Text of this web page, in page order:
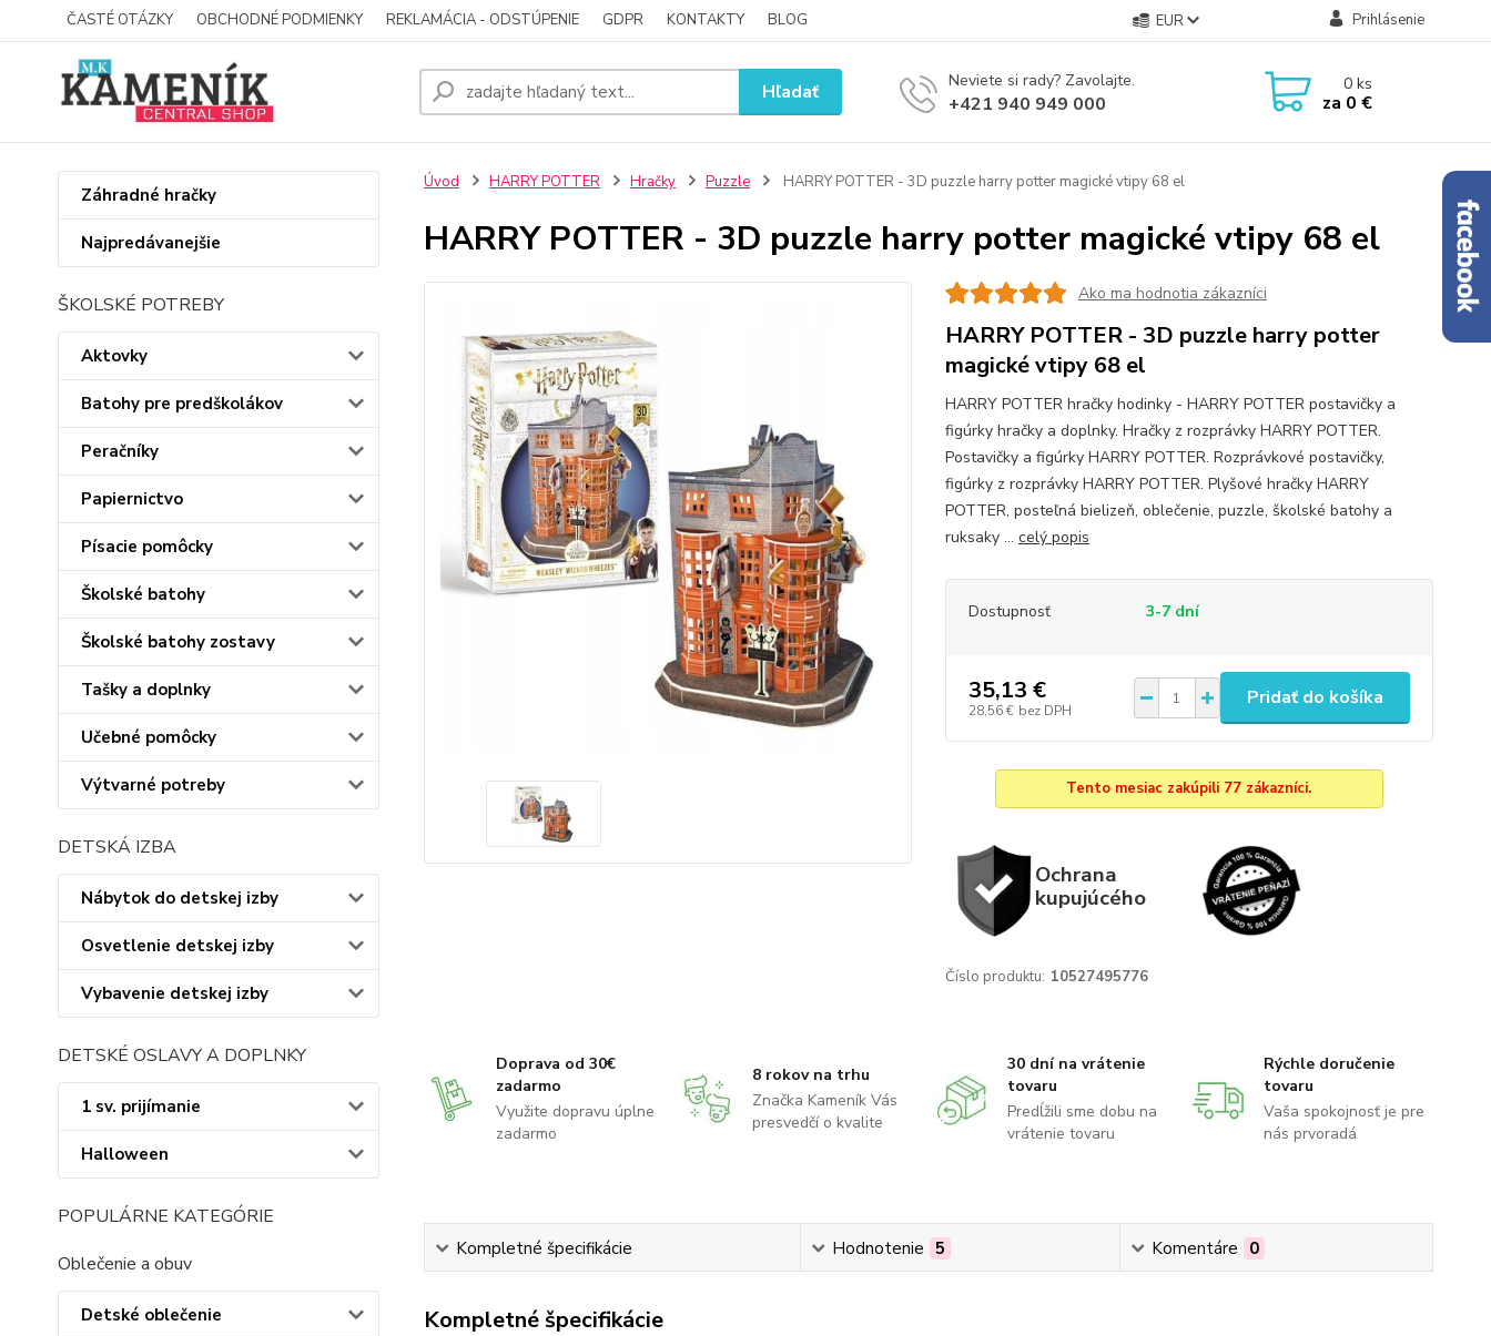
ČASTÉ OTÁZKY OBCHODNÉ PODMIENKY REKLAMÁCIA - ODSTÚPENIE GDPR KONTAKTY BLOG EUR Prihlásenie
Hľadať Neviete si rady? Zavolajte.
+421 940 949 000
0ks
za 0 €
Záhradné hračky
Najpredávanejšie
ŠKOLSKÉ POTREBY
Aktovky
Batohy pre predškolákov
Peračníky
Papiernictvo
Písacie pomôcky
Školské batohy
Školské batohy zostavy
Tašky a doplnky
Učebné pomôcky
Výtvarné potreby
DETSKÁ IZBA
Nábytok do detskej izby
Osvetlenie detskej izby
Vybavenie detskej izby
DETSKÉ OSLAVY A DOPLNKY
1 sv. prijímanie
Halloween
POPULÁRNE KATEGÓRIE
Oblečenie a obuv
Detské oblečenie
Úvod HARRY POTTER Hračky Puzzle HARRY POTTER - 3D puzzle harry potter magické vtipy 68 el
HARRY POTTER - 3D puzzle harry potter magické vtipy 68 el
Ako ma hodnotia zákazníci
HARRY POTTER - 3D puzzle harry potter
magické vtipy 68 el
HARRY POTTER hračky hodinky - HARRY POTTER postavičky a
figúrky hračky a doplnky. Hračky z rozprávky HARRY POTTER.
Postavičky a figúrky HARRY POTTER. Rozprávkové postavičky,
figúrky z rozprávky HARRY POTTER. Plyšové hračky HARRY
POTTER, posteľná bielizeň, oblečenie, puzzle, školské batohy a
ruksaky ... celý popis
Dostupnosť 3-7 dní
35,13 €
28,56 € bez DPH
Pridať do košíka
Tento mesiac zakúpili 77 zákazníci.
Ochrana
kupujúcého
Číslo produktu: 10527495776
Doprava od 30€
zadarmo
Využite dopravu úplne
zadarmo
8 rokov na trhu
Značka Kameník Vás
presvedčí o kvalite
30 dní na vrátenie
tovaru
Predĺžili sme dobu na
vrátenie tovaru
Rýchle doručenie
tovaru
Vaša spokojnosť je pre
nás prvoradá
Kompletné špecifikácie Hodnotenie 5 Komentáre 0
Kompletné špecifikácie